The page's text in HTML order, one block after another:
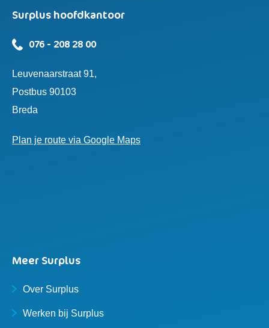
Surplus hoofdkantoor
076 - 208 28 00
Leuvenaarstraat 91,
Postbus 90103
Breda
Plan je route via Google Maps
Meer Surplus
Over Surplus
Werken bij Surplus